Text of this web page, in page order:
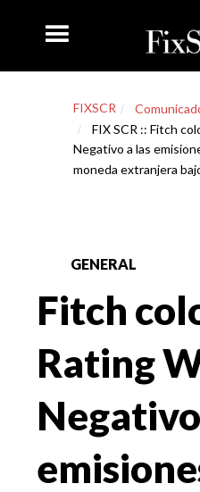
FIXSCR
FIX SCR :: Fitch
Negativo a las
moneda extranjera
GENERAL
Fitch
Rating